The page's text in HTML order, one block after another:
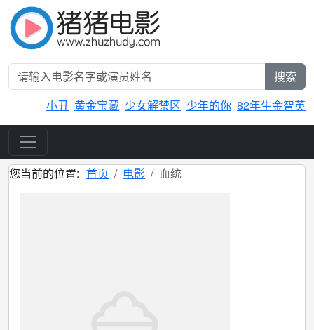
搜索
小丑 黄金宝藏 少女解禁区 少年的你 82年生金智英
您当前的位置: 首页 电影 血统